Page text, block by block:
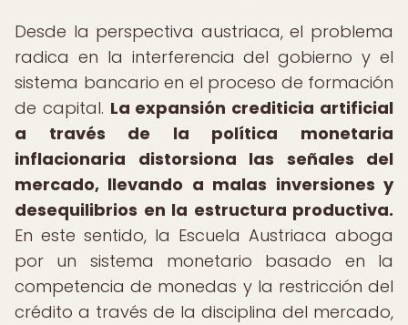
Desde la perspectiva austriaca, el problema
radica en la interferencia del gobierno y el
sistema bancario en el proceso de formación
de capital. La expansión crediticia artificial
a través de la política monetaria
inflacionaria distorsiona las señales del
mercado, llevando a malas inversiones y
desequilibrios en la estructura productiva.
En este sentido, la Escuela Austriaca aboga
por un sistema monetario basado en la
competencia de monedas y la restricción del
crédito a través de la disciplina del mercado,